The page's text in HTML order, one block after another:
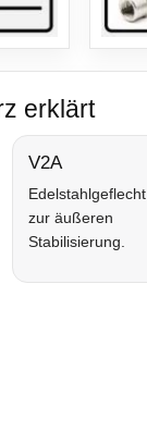
erklärt
V2A
Edelstahlgeflecht
zur äußeren
Stabilisierung.